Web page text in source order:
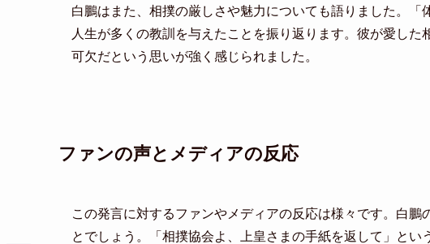
白鵬はまた、相撲の厳しさや魅力についても語りました。
人生が多くの教訓を与えたことを振り返ります。彼が愛し
可欠だという思いが強く感じられました。
ファンの声とメディアの反応
この発言に対するファンやメディアの反応は様々です。白
とでしょう。「相撲協会よ、上皇さまの手紙を返して」と